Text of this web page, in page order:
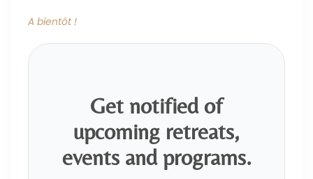
A bientôt !
Get notified of
upcoming retreats,
events and programs.